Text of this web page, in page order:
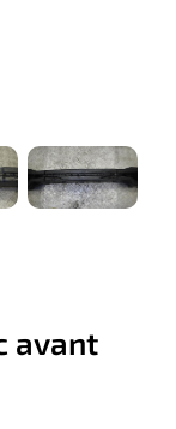
avant